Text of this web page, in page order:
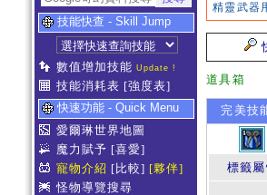
技能快查 - Skill Jump
數值增加技能 Update !
技能消耗表 [強度表]
快速功能 - Quick Menu
愛爾琳世界地圖
魔力賦予 [喜愛]
寵物介紹 [比較] [夥伴]
怪物導覽搜尋
精靈武器
道具箱
完美技
標籤屬